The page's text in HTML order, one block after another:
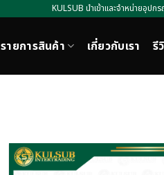
KULSUB นำเข้าและจำหน่ายอุป
รายการสินค้า เกี่ยวกับเรา รี